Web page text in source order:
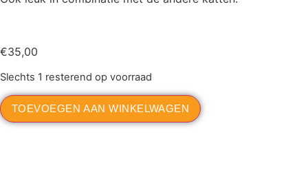
€35,00
Slechts 1 resterend op voorraad
TOEVOEGEN AAN WINKELWAGEN